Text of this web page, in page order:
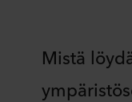
Mistä